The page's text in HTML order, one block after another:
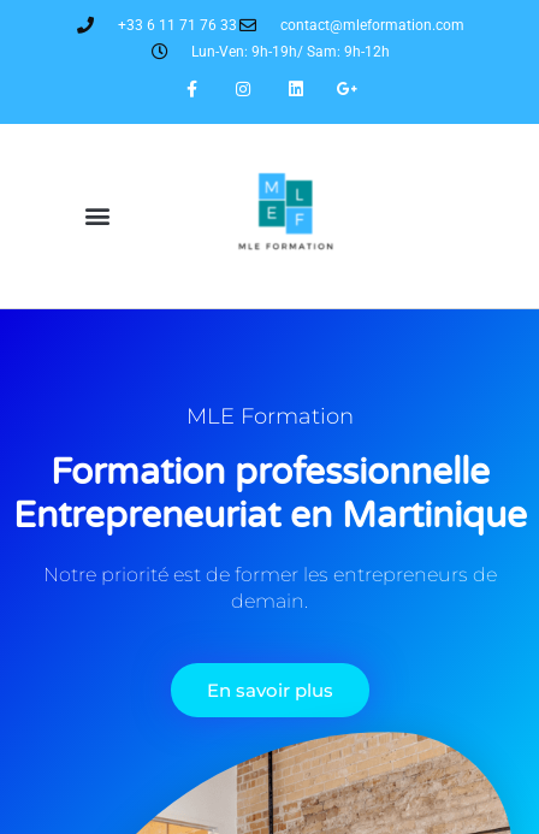
+33 6 11 71 76 33
contact@mleformation.com
Lun-Ven: 9h-19h/ Sam: 9h-12h
MLE Formation
Formation professionnelle
Entrepreneuriat en Martinique
Notre priorité est de former les entrepreneurs de
demain.
En savoir plus